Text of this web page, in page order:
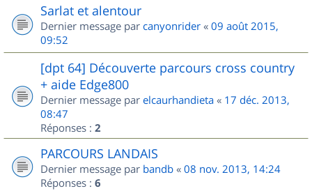
Sarlat et alentour
Dernier message par canyonrider « 09 août 2015,
09:52
[dpt 64] Découverte parcours cross country
+ aide Edge800
Dernier message par elcaurhandieta « 17 déc. 2013,
08:47
Réponses : 2
PARCOURS LANDAIS
Dernier message par bandb « 08 nov. 2013, 14:24
Réponses : 6